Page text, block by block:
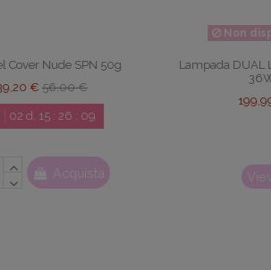
DUAL LED SPN Nails
199,99 €
View
Rubber Base
Cover!